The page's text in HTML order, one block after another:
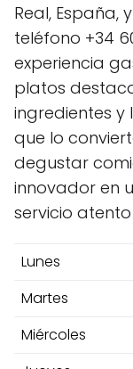
Real, España,
teléfono +34
experiencia
platos
ingredientes
que lo
degustar
innovador en
servicio
Lunes
Martes
Miércoles